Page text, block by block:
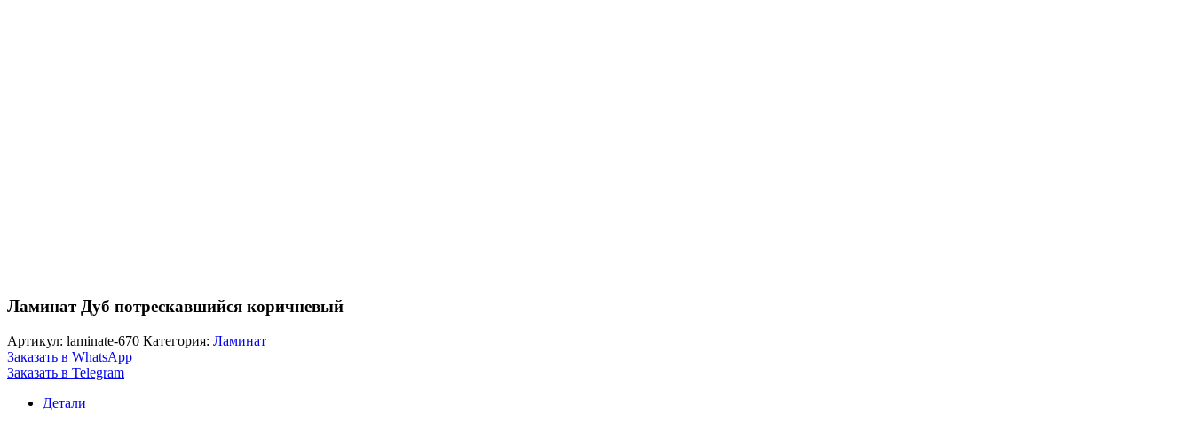
Ламинат Дуб потрескавшийся коричневый
Артикул: laminate-670 Категория: Ламинат
Заказать в WhatsApp
Заказать в Telegram
Детали